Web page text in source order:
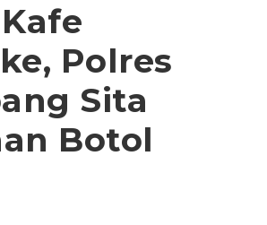
Polres
Sita
Botol